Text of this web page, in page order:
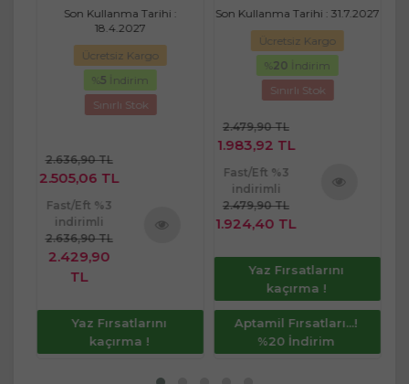
Son Kullanma Tarihi :
18.4.2027
Ücretsiz Kargo
%5İndirim
Sınırlı Stok
2.636,90 TL
2.505,06 TL
Fast/Eft %3
indirimli
2.636,90 TL
2.429,90
TL
Yaz Fırsatlarını
kaçırma !
Avantaj Pk (2 Li Set)
Son Kullanma Tarihi : 31.7.2027
Ücretsiz Kargo
%20İndirim
Sınırlı Stok
2.479,90 TL
1.983,92 TL
Fast/Eft %3
indirimli
2.479,90 TL
1.924,40 TL
Yaz Fırsatlarını
kaçırma !
Aptamil Fırsatları...!
%20 İndirim